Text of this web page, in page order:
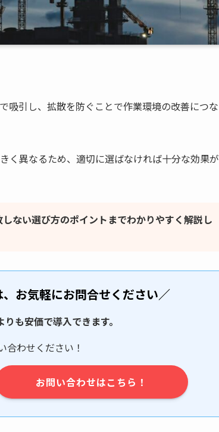
吸引し、拡散を防ぐことで作業環境の改善につな
く異なるため、適切に選ばなければ十分な効果が
ない選び方のポイントまでわかりやすく解説し
お気軽にお問合せください／
も安価で導入できます。
合わせください！
お問い合わせはこちら！